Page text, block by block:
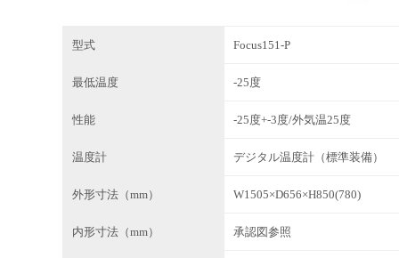
型式 Focus151-P
最低温度 -25度
性能 -25度+-3度/外気温25度
温度計 デジタル温度計（標準装備）
外形寸法（mm） W1505×D656×H850(780)
内形寸法（mm） 承認図参照